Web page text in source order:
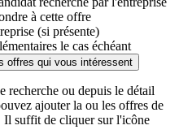
à cette offre
(si présente)
le cas échéant
offres qui vous intéressent
recherche ou depuis le détail
ajouter la ou les offres de
Il suffit de cliquer sur l'icône